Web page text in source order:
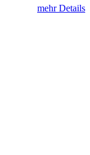
mehr Details